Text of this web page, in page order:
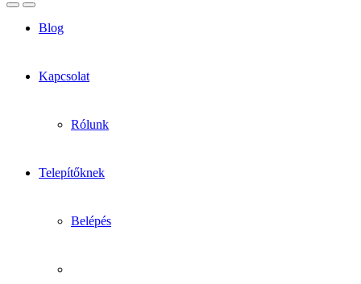
Blog
Kapcsolat
Rólunk
Telepítőknek
Belépés